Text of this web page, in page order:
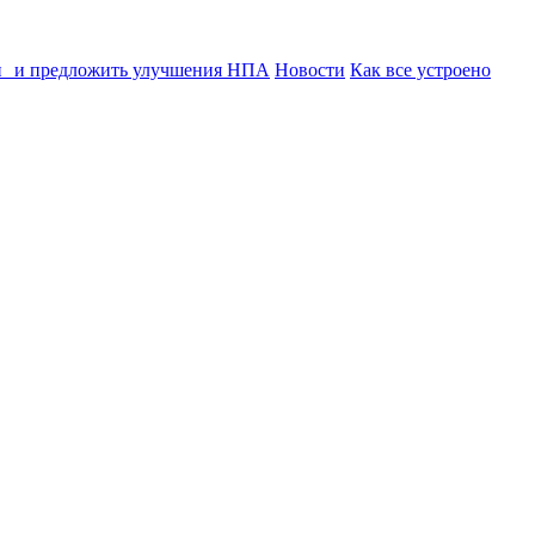
и предложить улучшения НПА Новости Как все устроено